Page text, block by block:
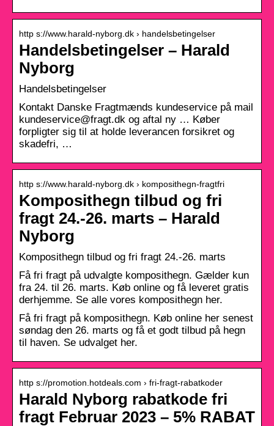
http s://www.harald-nyborg.dk › handelsbetingelser
Handelsbetingelser – Harald
Nyborg
Handelsbetingelser
Kontakt Danske Fragtmænds kundeservice på mail
kundeservice@fragt.dk og aftal ny … Køber
forpligter sig til at holde leverancen forsikret og
skadefri, …
http s://www.harald-nyborg.dk › komposithegn-fragtfri
Komposithegn tilbud og fri
fragt 24.-26. marts – Harald
Nyborg
Komposithegn tilbud og fri fragt 24.-26. marts
Få fri fragt på udvalgte komposithegn. Gælder kun
fra 24. til 26. marts. Køb online og få leveret gratis
derhjemme. Se alle vores komposithegn her.
Få fri fragt på komposithegn. Køb online her senest
søndag den 26. marts og få et godt tilbud på hegn
til haven. Se udvalget her.
http s://promotion.hotdeals.com › fri-fragt-rabatkoder
Harald Nyborg rabatkode fri
fragt Februar 2023 – 5% RABAT